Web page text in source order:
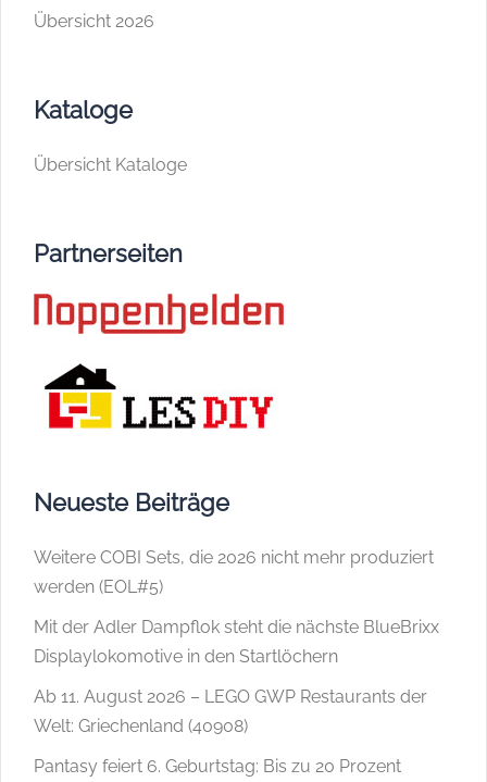
Übersicht 2026
Kataloge
Übersicht Kataloge
Partnerseiten
Neueste Beiträge
Weitere COBI Sets, die 2026 nicht mehr produziert
werden (EOL#5)
Mit der Adler Dampflok steht die nächste BlueBrixx
Displaylokomotive in den Startlöchern
Ab 11. August 2026 – LEGO GWP Restaurants der
Welt: Griechenland (40908)
Pantasy feiert 6. Geburtstag: Bis zu 20 Prozent